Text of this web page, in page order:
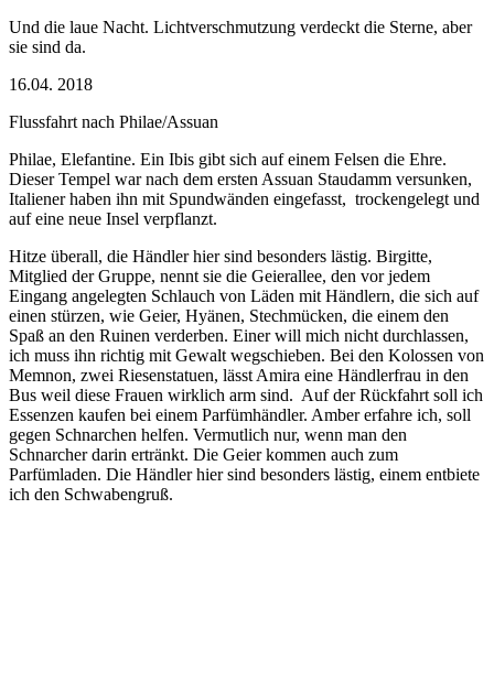
Und die laue Nacht. Lichtverschmutzung verdeckt die Sterne, aber
sie sind da.
16.04. 2018
Flussfahrt nach Philae/Assuan
Philae, Elefantine. Ein Ibis gibt sich auf einem Felsen die Ehre.
Dieser Tempel war nach dem ersten Assuan Staudamm versunken,
Italiener haben ihn mit Spundwänden eingefasst, trockengelegt und
auf eine neue Insel verpflanzt.
Hitze überall, die Händler hier sind besonders lästig. Birgitte,
Mitglied der Gruppe, nennt sie die Geierallee, den vor jedem
Eingang angelegten Schlauch von Läden mit Händlern, die sich auf
einen stürzen, wie Geier, Hyänen, Stechmücken, die einem den
Spaß an den Ruinen verderben. Einer will mich nicht durchlassen,
ich muss ihn richtig mit Gewalt wegschieben. Bei den Kolossen von
Memnon, zwei Riesenstatuen, lässt Amira eine Händlerfrau in den
Bus weil diese Frauen wirklich arm sind. Auf der Rückfahrt soll ich
Essenzen kaufen bei einem Parfümhändler. Amber erfahre ich, soll
gegen Schnarchen helfen. Vermutlich nur, wenn man den
Schnarcher darin ertränkt. Die Geier kommen auch zum
Parfümladen. Die Händler hier sind besonders lästig, einem entbiete
ich den Schwabengruß.